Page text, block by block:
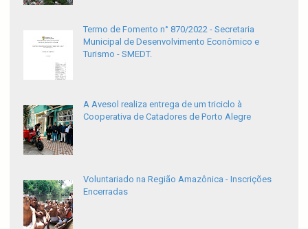
Termo de Fomento n° 870/2022 - Secretaria
Municipal de Desenvolvimento Econômico e
Turismo - SMEDT.
A Avesol realiza entrega de um triciclo à
Cooperativa de Catadores de Porto Alegre
Voluntariado na Região Amazônica - Inscrições
Encerradas